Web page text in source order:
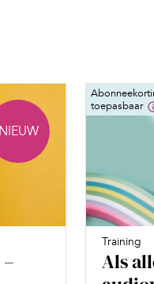
NIEUW
toepasbaar
Training
Als